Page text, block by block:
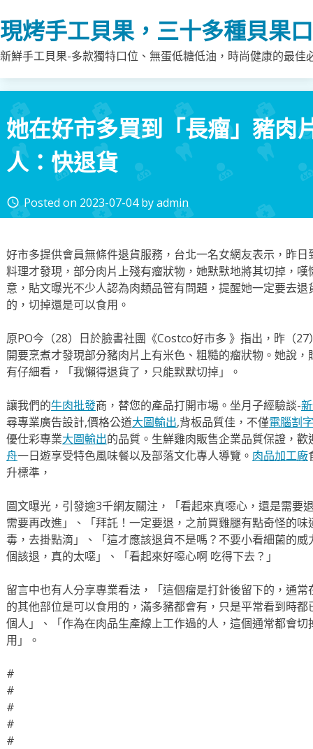
to
content
現烤手工貝果，三十多種貝果
新鮮手工貝果-多款獨特口位、無蛋低糖低油，時尚健康的最
她在好市多買到「長瘤」豬肉
人：快退貨
access_time Posted on 2023-07-04byadmin
好市多提供會員無條件退貨服務，台北一名女網友表示，昨
料理才發現，部分肉片上殘有瘤狀物，她默默地將其切掉，
意，貼文曝光不少人認為肉類品管有問題，提醒她一定要去
的，切掉還是可以食用。
原PO今（28）日於臉書社團《Costco好市多 》指出，昨（
開要烹煮才發現部分豬肉片上有米色、粗糙的瘤狀物。她說
有仔細看，「我懶得退貨了，只能默默切掉」。
讓我們的牛肉批發商，替您的產品打開市場。坐月子經驗談-
尋專業廣告設計,價格公道大圖輸出,背板品質佳，不僅電腦割字
優仕彩專業大圖輸出的品質。生鮮雞肉販售企業品質保證，歡
舟一日遊享受特色風味餐以及部落文化專人導覽。 肉品加工廠
升標準，
圖文曝光，引發逾3千網友關注，「看起來真噁心，還是需要
需要再改進」、「拜託！一定要退，之前買雞腿有點奇怪的
毒，去掛點滴」、「這才應該退貨不是嗎？不要小看細菌的
個該退，真的太噁」、「看起來好噁心啊 吃得下去？」
留言中也有人分享專業看法，「這個瘤是打針後留下的，通
的其他部位是可以食用的，滿多豬都會有，只是平常看到時
個人」、「作為在肉品生產線上工作過的人，這個通常都會
用」。
#
#
#
#
#